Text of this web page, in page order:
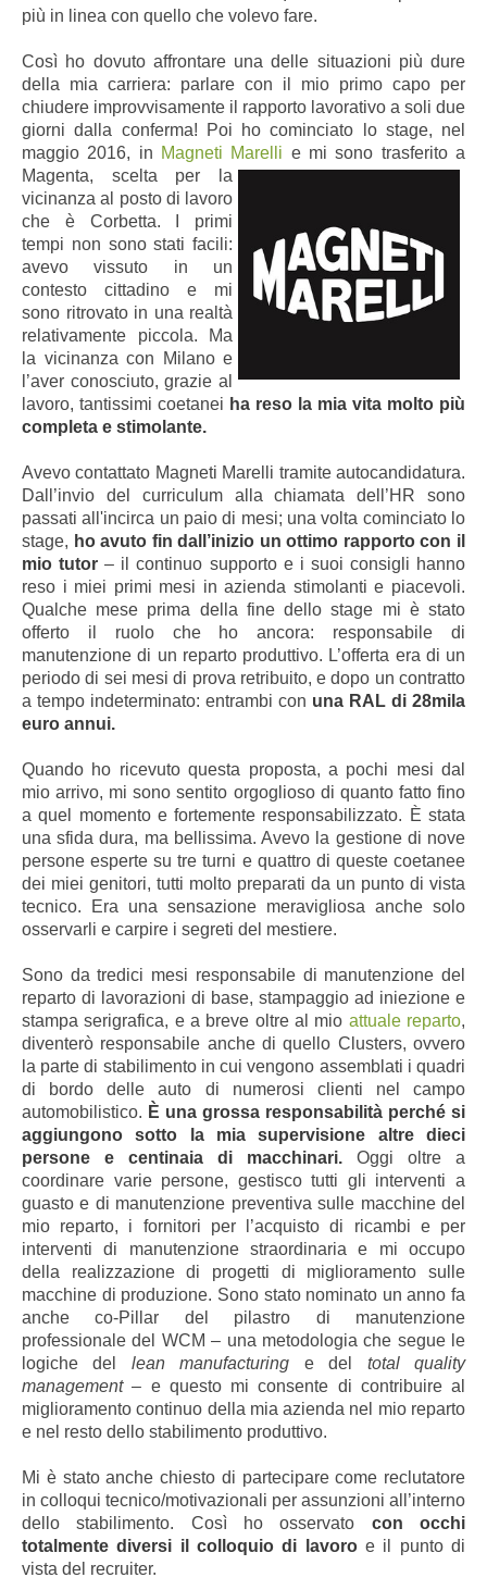
più in linea con quello che volevo fare.
Così ho dovuto affrontare una delle situazioni più dure
della mia carriera: parlare con il mio primo capo per
chiudere improvvisamente il rapporto lavorativo a soli due
giorni dalla conferma! Poi ho cominciato lo stage, nel
maggio 2016, in Magneti Marelli e mi sono trasferito a
Magenta, scelta per la
vicinanza al posto di lavoro
che è Corbetta. I primi
tempi non sono stati facili:
avevo vissuto in un
contesto cittadino e mi
sono ritrovato in una realtà
relativamente piccola. Ma
la vicinanza con Milano e
l’aver conosciuto, grazie al
lavoro, tantissimi coetanei ha reso la mia vita molto più
completa e stimolante.
Avevo contattato Magneti Marelli tramite autocandidatura.
Dall’invio del curriculum alla chiamata dell’HR sono
passati all'incirca un paio di mesi; una volta cominciato lo
stage, ho avuto fin dall’inizio un ottimo rapporto con il
mio tutor – il continuo supporto e i suoi consigli hanno
reso i miei primi mesi in azienda stimolanti e piacevoli.
Qualche mese prima della fine dello stage mi è stato
offerto il ruolo che ho ancora: responsabile di
manutenzione di un reparto produttivo. L’offerta era di un
periodo di sei mesi di prova retribuito, e dopo un contratto
a tempo indeterminato: entrambi con una RAL di 28mila
euro annui.
Quando ho ricevuto questa proposta, a pochi mesi dal
mio arrivo, mi sono sentito orgoglioso di quanto fatto fino
a quel momento e fortemente responsabilizzato. È stata
una sfida dura, ma bellissima. Avevo la gestione di nove
persone esperte su tre turni e quattro di queste coetanee
dei miei genitori, tutti molto preparati da un punto di vista
tecnico. Era una sensazione meravigliosa anche solo
osservarli e carpire i segreti del mestiere.
Sono da tredici mesi responsabile di manutenzione del
reparto di lavorazioni di base, stampaggio ad iniezione e
stampa serigrafica, e a breve oltre al mio attuale reparto,
diventerò responsabile anche di quello Clusters, ovvero
la parte di stabilimento in cui vengono assemblati i quadri
di bordo delle auto di numerosi clienti nel campo
automobilistico. È una grossa responsabilità perché si
aggiungono sotto la mia supervisione altre dieci
persone e centinaia di macchinari. Oggi oltre a
coordinare varie persone, gestiscotutti gli interventi a
guasto e di manutenzione preventiva sulle macchine del
mio reparto, i fornitori per l’acquisto di ricambi e per
interventi di manutenzione straordinaria e mi occupo
della realizzazione di progetti di miglioramento sulle
macchine di produzione. Sono stato nominato un anno fa
anche co-Pillar del pilastro di manutenzione
professionale del WCM – una metodologia che segue le
logiche del lean manufacturing e del total quality
management– e questo mi consente di contribuire al
miglioramento continuo della mia azienda nel mio reparto
e nel resto dello stabilimento produttivo.
Mi è stato anche chiesto di partecipare come reclutatore
in colloqui tecnico/motivazionali per assunzioni all’interno
dello stabilimento. Così ho osservato con occhi
totalmente diversi il colloquio di lavoroe il punto di
vista del recruiter.